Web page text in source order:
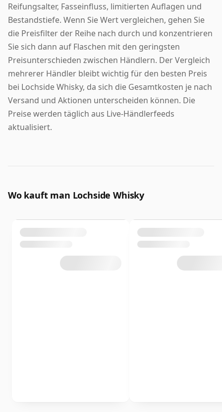
Reifungsalter, Fasseinfluss, limitierten Auflagen und
Bestandstiefe. Wenn Sie Wert vergleichen, gehen Sie
die Preisfilter der Reihe nach durch und konzentrieren
Sie sich dann auf Flaschen mit den geringsten
Preisunterschieden zwischen Händlern. Der Vergleich
mehrerer Händler bleibt wichtig für den besten Preis
bei Lochside Whisky, da sich die Gesamtkosten je nach
Versand und Aktionen unterscheiden können. Die
Preise werden täglich aus Live-Händlerfeeds
aktualisiert.
Wo kauft man Lochside Whisky